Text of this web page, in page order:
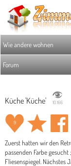
Wie andere wohnen
Forum
Küche 'Küche' 10.166
9
Zuerst hatten wir den
passenden Farbe
Fliesenspiegel. Nächstes